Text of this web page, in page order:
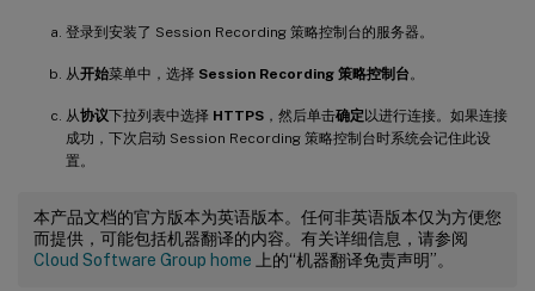
登录到安装了 Session Recording 策略控制台的服务器。
从开始菜单中，选择 Session Recording 策略控制台 。
从协议下拉列表中选择 HTTPS ，然后单击确定以进行连接。如果连接
成功，下次启动 Session Recording 策略控制台时系统会记住此设
置。
本产品文档的官方版本为英语版本。任何非英语版本仅为方便您
而提供，可能包括机器翻译的内容。有关详细信息，请参阅
Cloud Software Group home 上的“机器翻译免责声明”。